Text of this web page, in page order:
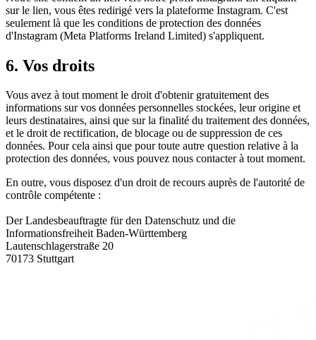
sur le lien, vous êtes redirigé vers la plateforme Instagram. C'est
seulement là que les conditions de protection des données
d'Instagram (Meta Platforms Ireland Limited) s'appliquent.
6. Vos droits
Vous avez à tout moment le droit d'obtenir gratuitement des
informations sur vos données personnelles stockées, leur origine et
leurs destinataires, ainsi que sur la finalité du traitement des données,
et le droit de rectification, de blocage ou de suppression de ces
données. Pour cela ainsi que pour toute autre question relative à la
protection des données, vous pouvez nous contacter à tout moment.
En outre, vous disposez d'un droit de recours auprès de l'autorité de
contrôle compétente :
Der Landesbeauftragte für den Datenschutz und die
Informationsfreiheit Baden-Württemberg
Lautenschlagerstraße 20
70173 Stuttgart